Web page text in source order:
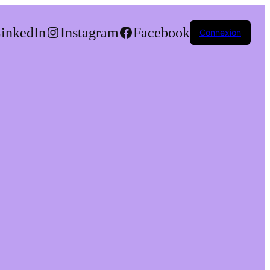
Instagram Facebook Connexion